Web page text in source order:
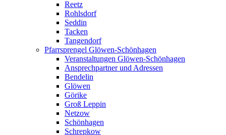
Reetz
Rohlsdorf
Seddin
Tacken
Tangendorf
Pfarrsprengel Glöwen-Schönhagen
Veranstaltungen Glöwen-Schönhagen
Ansprechpartner und Adressen
Bendelin
Glöwen
Görike
Groß Leppin
Netzow
Schönhagen
Schrepkow